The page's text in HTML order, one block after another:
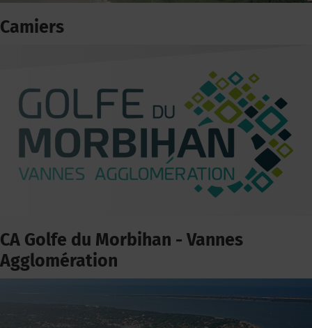
Camiers
CA Golfe du Morbihan - Vannes
Agglomération